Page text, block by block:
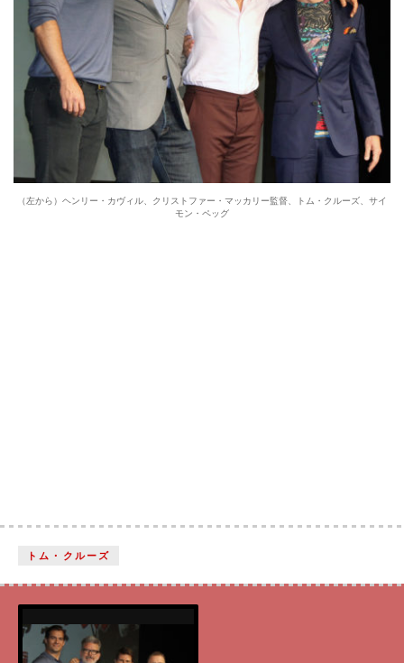
（左から）ヘンリー・カヴィル、クリストファー・マッカリー監督、トム・クルーズ、サイ
モン・ペッグ
トム・クルーズ